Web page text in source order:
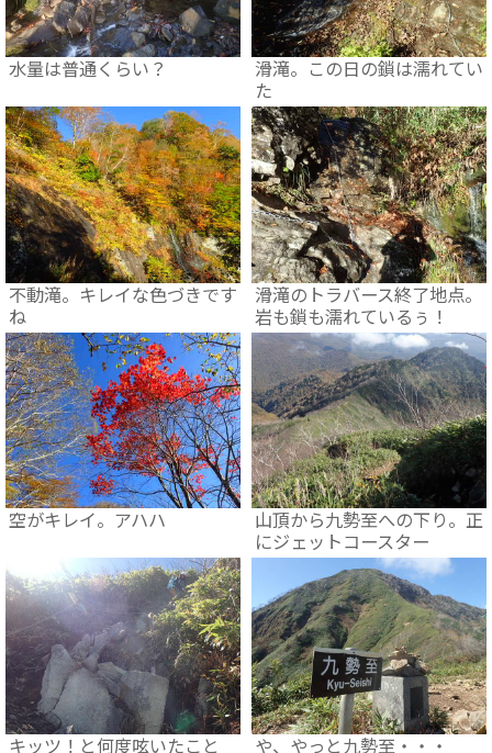
水量は普通くらい？
滑滝。この日の鎖は濡れてい
た
不動滝。キレイな色づきです
ね
滑滝のトラバース終了地点。
岩も鎖も濡れているぅ！
空がキレイ。アハハ
山頂から九勢至への下り。正
にジェットコースター
キッツ！と何度呟いたこと
や、やっと九勢至・・・